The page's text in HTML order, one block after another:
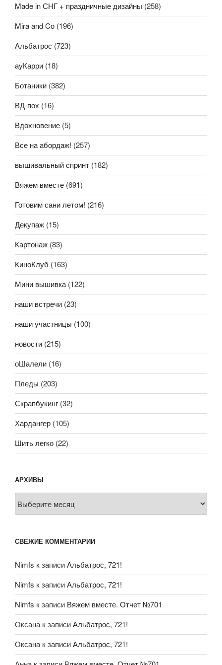
Made in СНГ + праздничные дизайны (258)
Mira and Co (196)
Альбатрос (723)
ауКарри (18)
Ботаники (382)
ВД-пох (16)
Вдохновение (5)
Все на абордаж! (257)
вышивальный спринт (182)
Вяжем вместе (691)
Готовим сани летом! (216)
Декупаж (15)
Картонаж (83)
КиноКлуб (163)
Мини вышивка (122)
наши встречи (23)
наши участницы (100)
новости (215)
оШалели (16)
Пледы (203)
Скрапбукинг (32)
Хардангер (105)
Шить легко (22)
АРХИВЫ
СВЕЖИЕ КОММЕНТАРИИ
Nimfs к записиАльбатрос, 721!
Nimfs к записиАльбатрос, 721!
Nimfs к записи Вяжем вместе. Отчет №701
Оксана к записиАльбатрос, 721!
Оксана к записиАльбатрос, 721!